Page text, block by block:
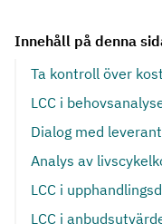
Innehåll på denna
Ta kontroll över
LCC i
Dialog med
Analys av
LCC i
LCC i